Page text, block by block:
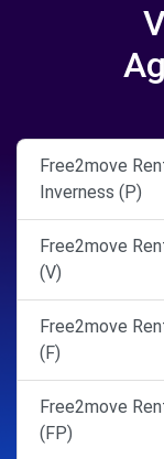
Free2move
Inverness (P)
Free2move
(V)
Free2move
(F)
Free2move
(FP)